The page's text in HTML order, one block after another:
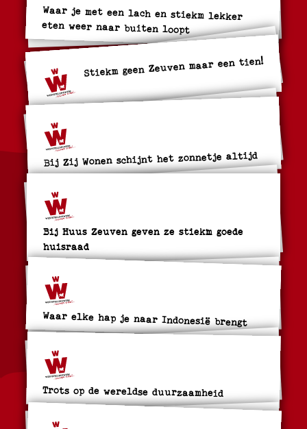
Waar je met een lach en stiekm lekker
eten weer naar buiten loopt
Stiekm geen Zeuven maar een tien!
Bij Zij Wonen schijnt het zonnetje altijd
Bij Huus Zeuven geven ze stiekm goede
huisraad
Waar elke hap je naar Indonesië brengt
Trots op de wereldse duurzaamheid